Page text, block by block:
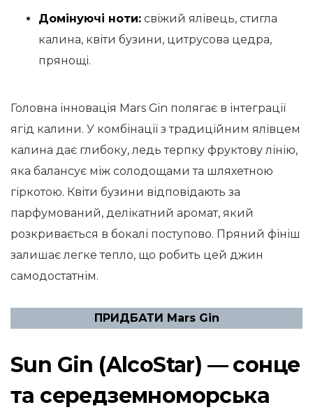
Домінуючі ноти: свіжий ялівець, стигла
калина, квіти бузини, цитрусова цедра,
прянощі.
Головна інновація Mars Gin полягає в інтеграції
ягід калини. У комбінації з традиційним ялівцем
калина дає глибоку, ледь терпку фруктову лінію,
яка балансує між солодощами та шляхетною
гіркотою. Квіти бузини відповідають за
парфумований, делікатний аромат, який
розкривається в бокалі поступово. Пряний фініш
залишає легке тепло, що робить цей джин
самодостатнім.
ПРИДБАТИ Mars Gin
Sun Gin (AlcoStar) — сонце
та середземноморська